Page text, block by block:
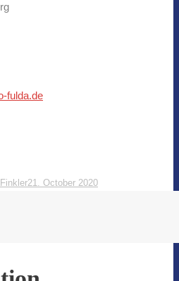
fulda.de
21. October 2020